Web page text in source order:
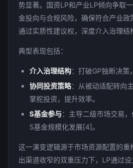
势显著。国资LP和产业LP倾向争取
金投向与合规风险，确保符合产业政
通过实质性建议权，深度介入治理结
典型表现包括：
介入治理结构：打破GP独断决策
协同投资策略：从被动适配转向
掌舵投资，提升效率。
S基金参与：主导二级市场交易
S基金规模化发展[4]。
这一演变逻辑源于市场资源配置的重
出渠道收窄的双重压力下，LP通过